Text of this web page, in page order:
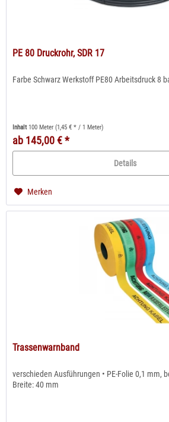
PE 80 Druckrohr, SDR 17
Farbe Schwarz Werkstoff PE80 Arbeitsdruck 8
Inhalt 100 Meter(1,45 € * / 1 Meter)
ab 145,00 € *
Details
Merken
Trassenwarnband
verschieden Ausführungen • PE-Folie 0,1 mm,
Breite: 40 mm